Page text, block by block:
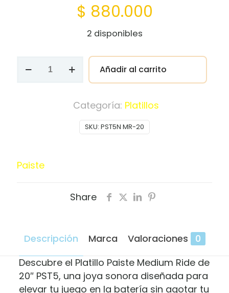
$ 880.000
2 disponibles
cantidad
Añadir al carrito
SKU: PST5N MR-20
Categoría: Platillos
Paiste
Share
Descripción Marca Valoraciones
0
Descubre el Platillo Paiste Medium Ride de
20″ PST5, una joya sonora diseñada para
elevar tu juego en la batería sin agotar tu